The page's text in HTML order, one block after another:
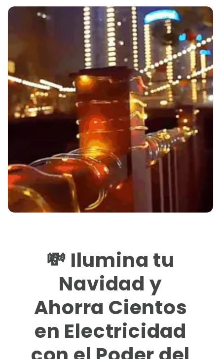
💸 Ilumina tu
Navidad y
Ahorra Cientos
en Electricidad